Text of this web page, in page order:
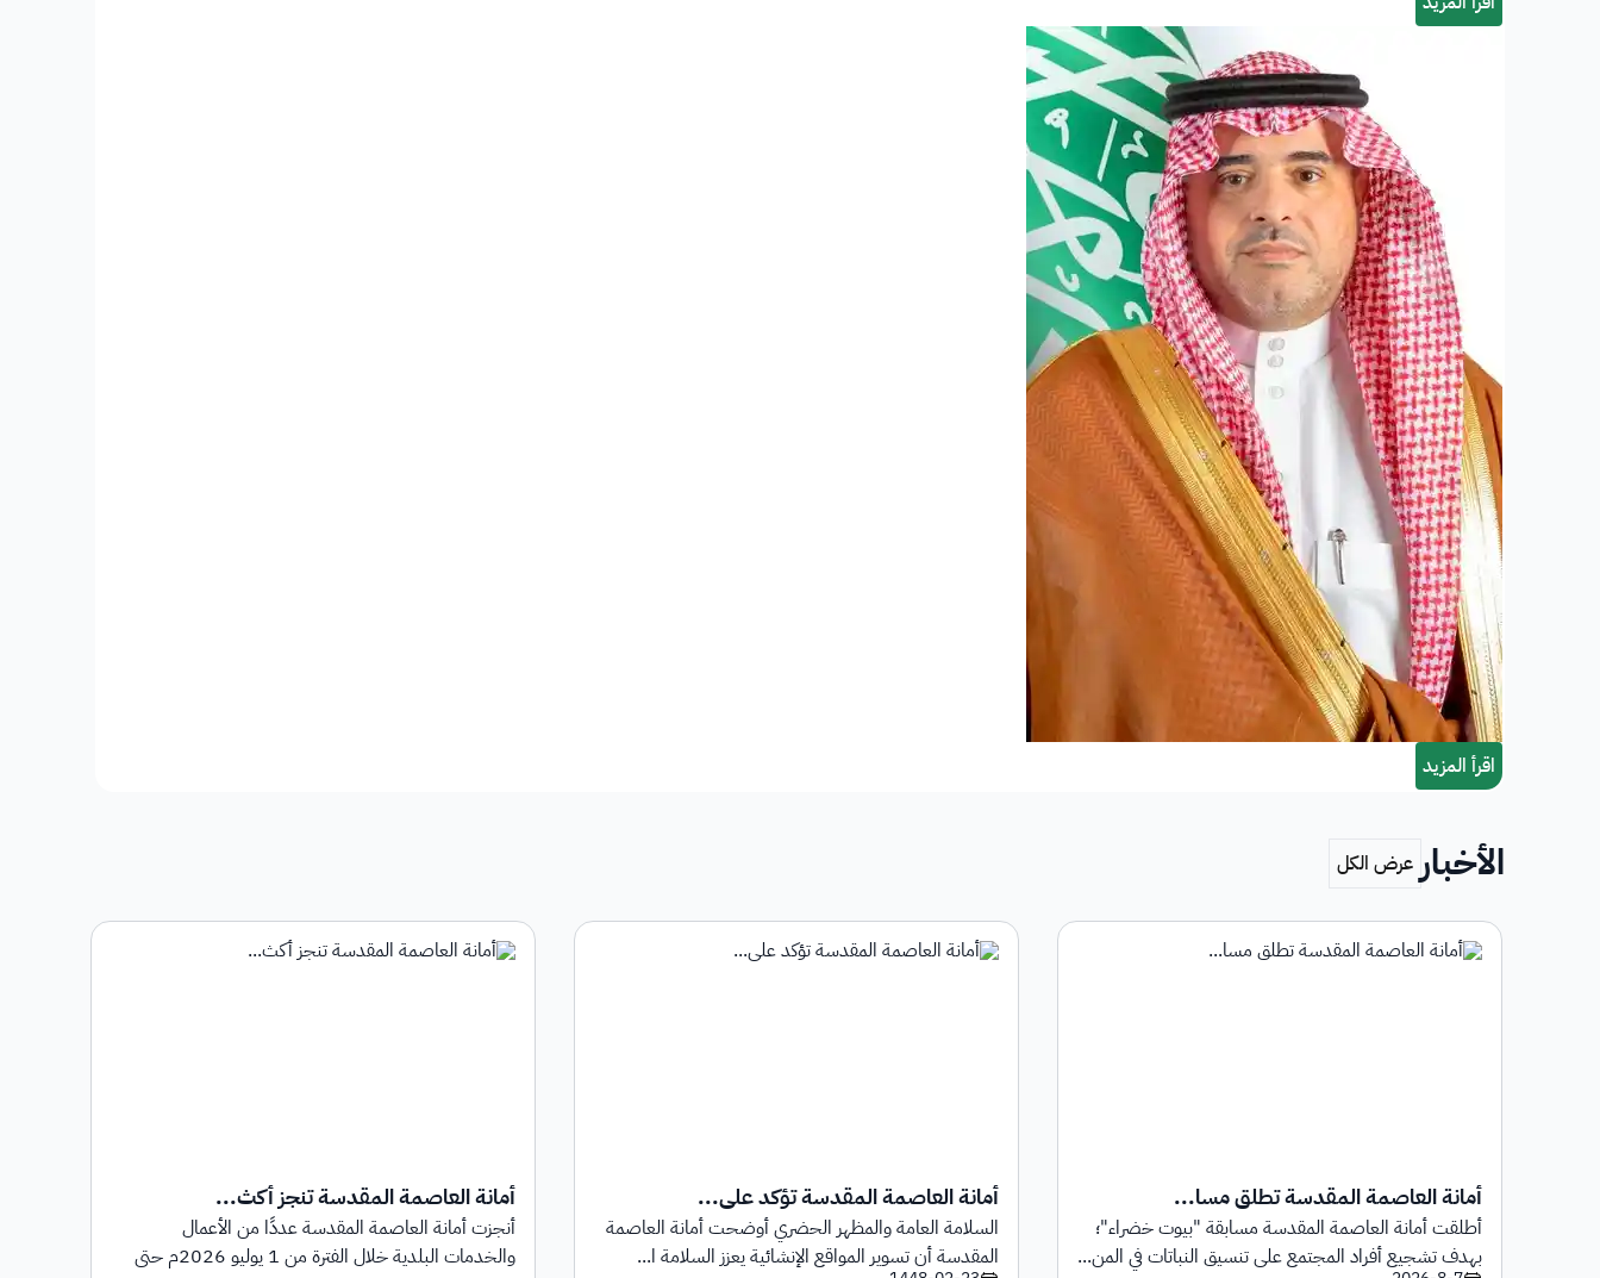
الأخبار
أمانة العاصمة المقدسة تطلق مسا...
أطلقت أمانة العاصمة المقدسة مسابقة "بيوت خضراء"؛
بهدف تشجيع أفراد المجتمع على تنسيق النباتات في المن...
أمانة العاصمة المقدسة تؤكد على...
السلامة العامة والمظهر الحضري أوضحت أمانة العاصمة
المقدسة أن تسوير المواقع الإنشائية يعزز السلامة ا...
أمانة العاصمة المقدسة تنجز أكث...
أنجزت أمانة العاصمة المقدسة عددًا من الأعمال
والخدمات البلدية خلال الفترة من 1 يوليو 2026م حتى